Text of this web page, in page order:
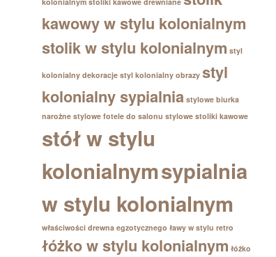
kawowy w stylu kolonialnym
stolik w stylu kolonialnym styl
kolonialny dekoracje styl kolonialny obrazy styl
kolonialny sypialnia stylowe biurka
narożne stylowe fotele do salonu stylowe stoliki kawowe
stół w stylu
kolonialnymsypialnia
w stylu kolonialnym
właściwości drewna egzotycznego ławy w stylu retro
łóżko w stylu kolonialnym łóżko